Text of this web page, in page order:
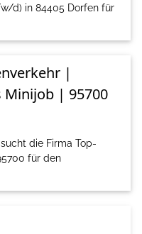
d) in 84405 Dorfen für
|
Minijob | 95700
die Firma Top-
für den